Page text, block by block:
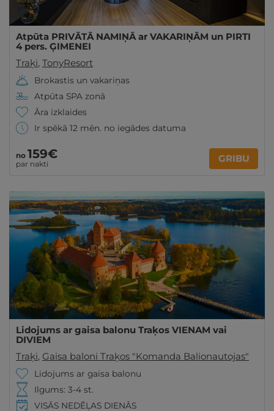
Atpūta PRIVĀTĀ NAMIŅĀ ar VAKARIŅĀM un PIRTI
4 pers. ĢIMENEI
Traķi, TonyResort
Brokastis un vakariņas
Atpūta SPA zonā
Āra izklaides
Ir spēkā 12 mēn. no iegādes datuma
no 159€
par nakti GRIBU
Lidojums ar gaisa balonu Traķos VIENAM vai
DIVIEM
Traķi, Gaisa baloni Traķos "Komanda Balionautojas"
Lidojums ar gaisa balonu
Ilgums: 3-4 st.
VISĀS NEDĒĻAS DIENĀS